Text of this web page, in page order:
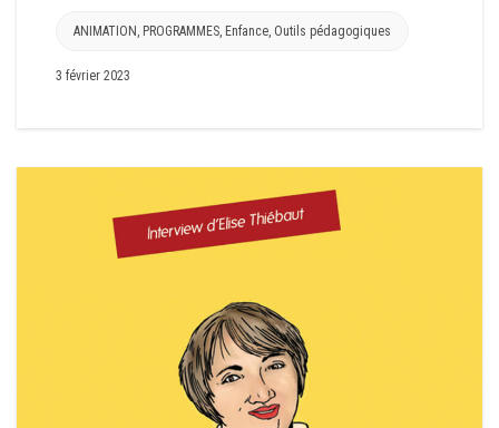
ANIMATION , PROGRAMMES, Enfance, Outils pédagogiques
3 février 2023